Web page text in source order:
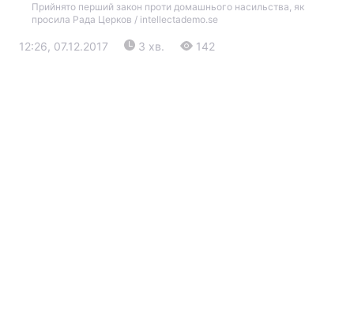
Прийнято перший закон проти домашнього насильства, як
просила Рада Церков / intellectademo.se
12:26, 07.12.2017 3 хв. 142